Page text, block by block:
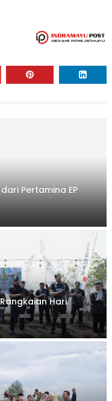
Pertamina EP
Hari